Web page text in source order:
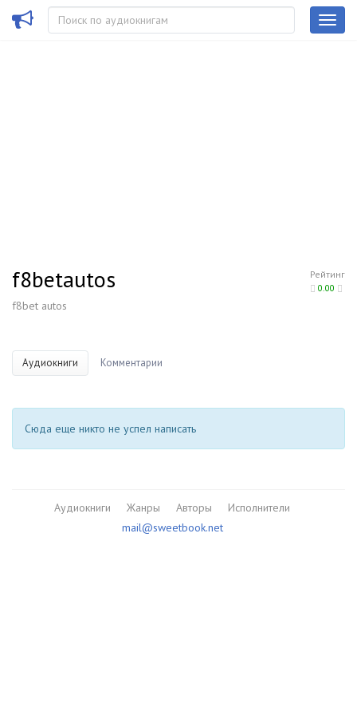
Рейтинг
0.00
f8betautos
f8bet autos
Аудиокниги Комментарии
Сюда еще никто не успел написать
Аудиокниги Жанры Авторы
Исполнители
mail@sweetbook.net